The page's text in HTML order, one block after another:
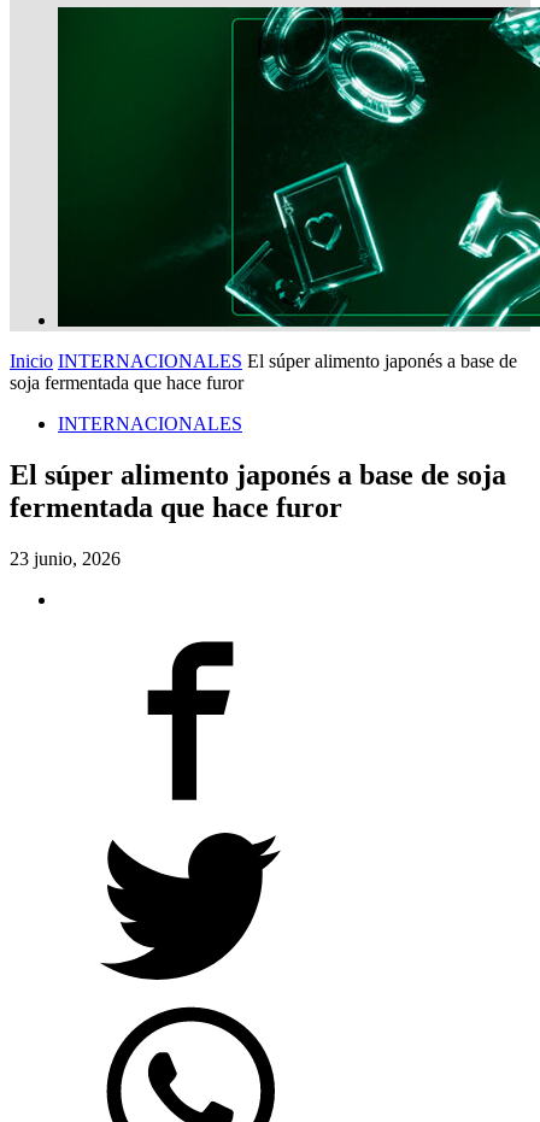
Inicio INTERNACIONALES El súper alimento japonés a base de
soja fermentada que hace furor
INTERNACIONALES
El súper alimento japonés a base de soja
fermentada que hace furor
23 junio, 2026